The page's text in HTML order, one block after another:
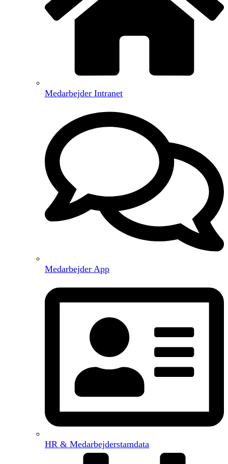
Medarbejder Intranet
Medarbejder App
HR & Medarbejderstamdata